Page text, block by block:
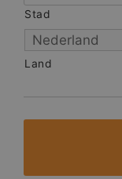
Stad
Land